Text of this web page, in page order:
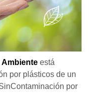
Ambiente está
por plásticos de un
por